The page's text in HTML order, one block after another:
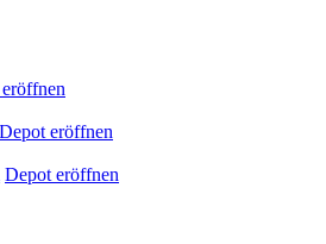
Depot eröffnen
Depot eröffnen